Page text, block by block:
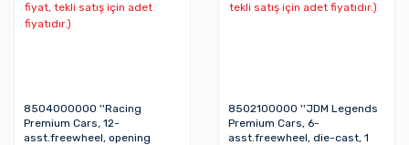
8504000000 ''Racing
Premium Cars, 12-
asst.freewheel, opening
8502100000 ''JDM Legends
Premium Cars, 6-
asst.freewheel, die-cast, 1